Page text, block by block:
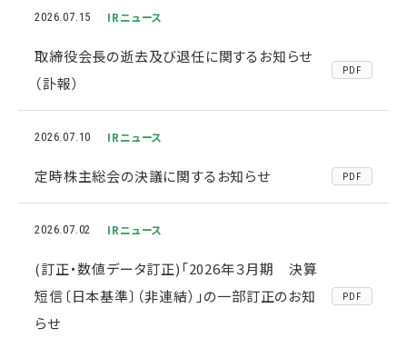
2026.07.15 IRニュース
取締役会長の逝去及び退任に関するお知らせ
（訃報）
PDF
2026.07.10 IRニュース
定時株主総会の決議に関するお知らせ PDF
2026.07.02 IRニュース
(訂正・数値データ訂正)「2026年３月期 決算
短信〔日本基準〕（非連結）」の一部訂正のお知
らせ
PDF